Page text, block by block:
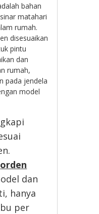
bahan
matahari
rumah.
disesuaikan
pintu
dan
rumah,
pada jendela
model
dan
hanya
per